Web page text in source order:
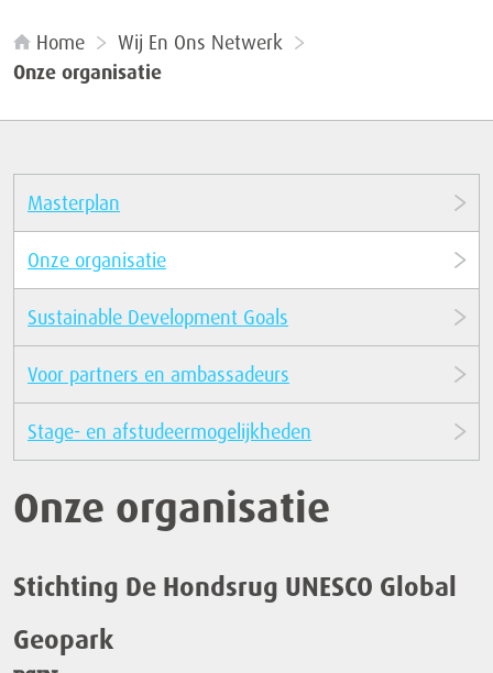
Home
Wij En Ons Netwerk
Onze organisatie
Masterplan
Onze organisatie
Sustainable Development Goals
Voor partners en ambassadeurs
Stage- en afstudeermogelijkheden
Onze organisatie
Stichting De Hondsrug UNESCO Global
Geopark